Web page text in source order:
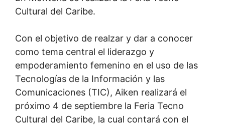
Cultural del Caribe.
Con el objetivo de realzar y dar a conocer
como tema central el liderazgo y
empoderamiento femenino en el uso de las
Tecnologías de la Información y las
Comunicaciones (TIC), Aiken realizará el
próximo 4 de septiembre la Feria Tecno
Cultural del Caribe, la cual contará con el